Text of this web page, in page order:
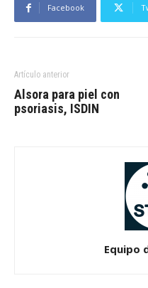
Facebook
Artículo anterior
Alsora para piel con
psoriasis, ISDIN
Equipo